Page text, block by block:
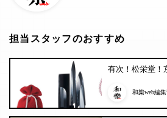
担当スタッフのおすすめ
有次！松栄堂！
和樂web編